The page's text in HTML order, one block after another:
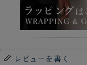
レビューを書く